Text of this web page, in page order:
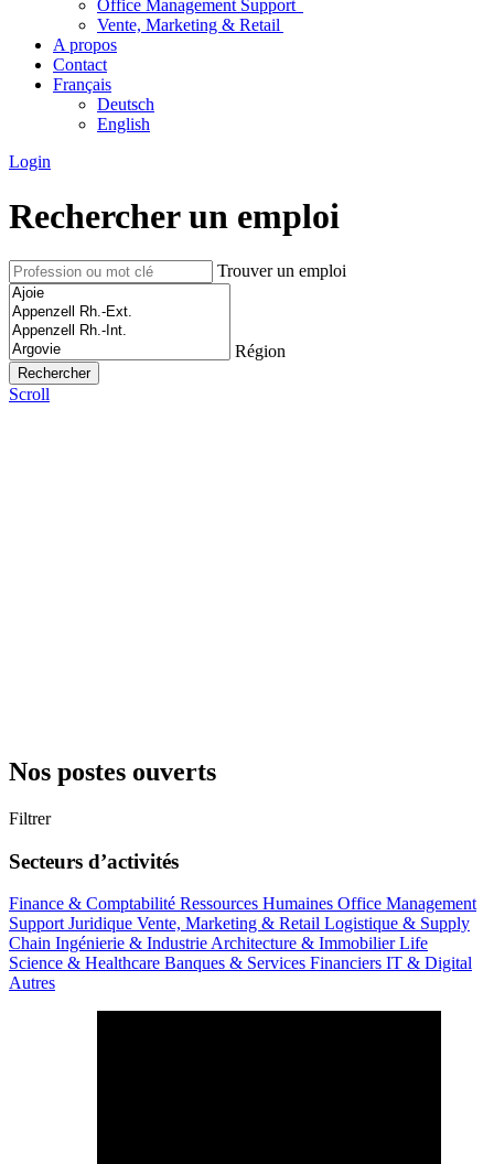
Office Management Support
Vente, Marketing & Retail
A propos
Contact
Français
Deutsch
English
Login
Rechercher un emploi
Trouver un emploi
Région
Scroll
Nos postes ouverts
Filtrer
Secteurs d’activités
Finance & Comptabilité Ressources Humaines Office Management
SupportJuridique Vente, Marketing & Retail Logistique & Supply
Chain Ingénierie & IndustrieArchitecture & ImmobilierLife
Science & Healthcare Banques & Services Financiers IT & Digital
Autres